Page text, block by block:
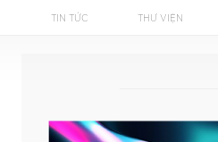
TIN TỨC THƯ VIỆN